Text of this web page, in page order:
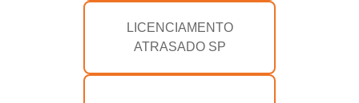
LICENCIAMENTO
ATRASADO SP